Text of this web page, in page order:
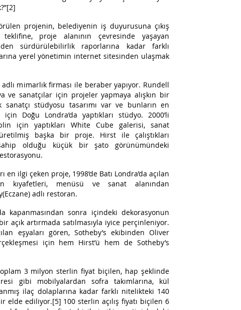
projenin, belediyenin iş duyurusuna çıkış
proje alanının çevresinde yaşayan
sürdürülebilirlik raporlarına kadar farklı
yerel yönetimin internet sitesinden ulaşmak
mimarlık firması ile beraber yapıyor. Rundell
ve sanatçılar için projeler yapmaya alışkın bir
stüdyosu tasarımı var ve bunların en
Doğu Londra’da yaptıkları stüdyo. 2000’li
için yaptıkları White Cube galerisi, sanat
başka bir proje. Hirst ile çalıştıkları
olduğu küçük bir şato görünümündeki
ilgi çeken proje, 1998’de Batı Londra’da açılan
kıyafetleri, menüsü ve sanat alanından
adlı restoran.
kapanmasından sonra içindeki dekorasyonun
açık artırmada satılmasıyla iyice perçinleniyor.
eşyaları gören, Sotheby’s ekibinden Oliver
için hem Hirst’ü hem de Sotheby’s
3 milyon sterlin fiyat biçilen, hap şeklinde
gibi mobilyalardan sofra takımlarına, kül
ilaç dolaplarına kadar farklı nitelikteki 140
elde ediliyor.[5] 100 sterlin açılış fiyatı biçilen 6